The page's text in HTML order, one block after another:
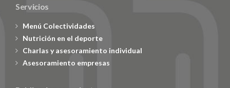
Servicios
Menú Colectividades
Nutrición en el deporte
Charlas y asesoramiento individual
Asesoramiento empresas